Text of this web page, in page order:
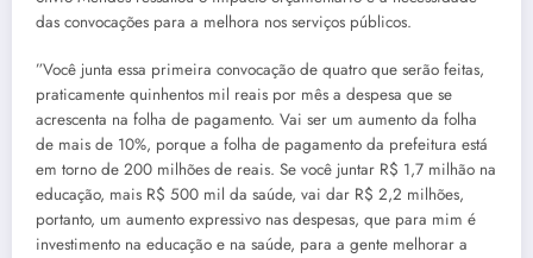
das convocações para a melhora nos serviços públicos.
”Você junta essa primeira convocação de quatro que serão feitas,
praticamente quinhentos mil reais por mês a despesa que se
acrescenta na folha de pagamento. Vai ser um aumento da folha
de mais de 10%, porque a folha de pagamento da prefeitura está
em torno de 200 milhões de reais. Se você juntar R$ 1,7 milhão na
educação, mais R$ 500 mil da saúde, vai dar R$ 2,2 milhões,
portanto, um aumento expressivo nas despesas, que para mim é
investimento na educação e na saúde, para a gente melhorar a